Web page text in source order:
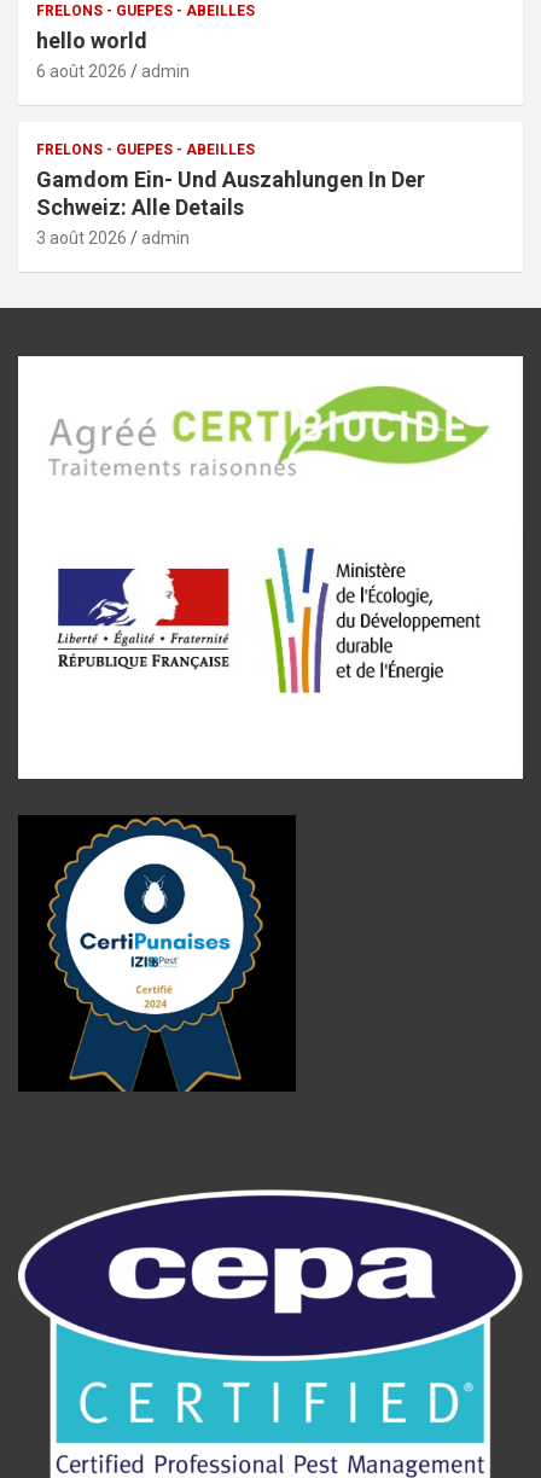
FRELONS - GUEPES - ABEILLES
hello world
6 août 2026 admin
FRELONS - GUEPES - ABEILLES
Gamdom Ein- Und Auszahlungen In Der
Schweiz: Alle Details
3 août 2026 admin